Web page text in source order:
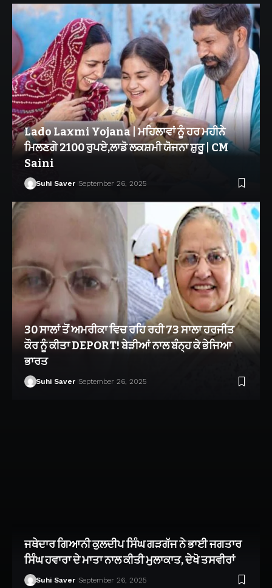
Lado Laxmi Yojana | ਮਹਿਲਾਵਾਂ ਨੂੰ ਹਰ ਮਹੀਨੇ
ਮਿਲਣਗੇ 2100 ਰੁਪਏ,ਲਾਡੋ ਲਕਸ਼ਮੀ ਯੋਜਨਾ ਸ਼ੁਰੂ | CM
Saini
Suhi Saver September 26, 2025
30 ਸਾਲਾਂ ਤੋਂ ਅਮਰੀਕਾ ਵਿਚ ਰਹਿ ਰਹੀ 73 ਸਾਲਾ ਹਰਜੀਤ
ਕੌਰ ਨੂੰ ਕੀਤਾ DEPORT! ਬੇੜੀਆਂ ਨਾਲ ਬੰਨ੍ਹ ਕੇ ਭੇਜਿਆ
ਭਾਰਤ
Suhi Saver September 26, 2025
ਜਥੇਦਾਰ ਗਿਆਨੀ ਕੁਲਦੀਪ ਸਿੰਘ ਗੜਗੱਜ ਨੇ ਭਾਈ ਜਗਤਾਰ
ਸਿੰਘ ਹਵਾਰਾ ਦੇ ਮਾਤਾ ਨਾਲ ਕੀਤੀ ਮੁਲਾਕਾਤ, ਦੇਖੋ ਤਸਵੀਰਾਂ
Suhi Saver September 26, 2025